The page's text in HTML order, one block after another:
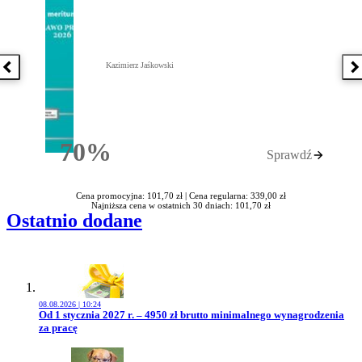
Poprzednia książka
70%Rabatu
Kazimierz Jaśkowski
Sprawdź
Cena promocyjna: 101,70 zł | Cena regularna: 339,00 zł
Najniższa cena w ostatnich 30 dniach: 101,70 zł
Ostatnio dodane
08.08.2026 | 10:24
Przejdź do artykułu:
Od 1 stycznia 2027 r. – 4950 zł brutto minimalnego wynagrodzenia
za pracę